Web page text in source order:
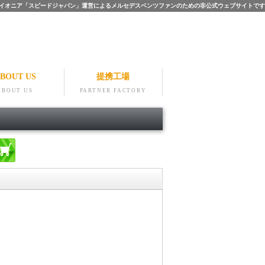
オニア「スピードジャパン」運営によるメルセデスベンツファンのための非公式ウェブサイトです
US
US
提携工場
PARTNER FACTORY